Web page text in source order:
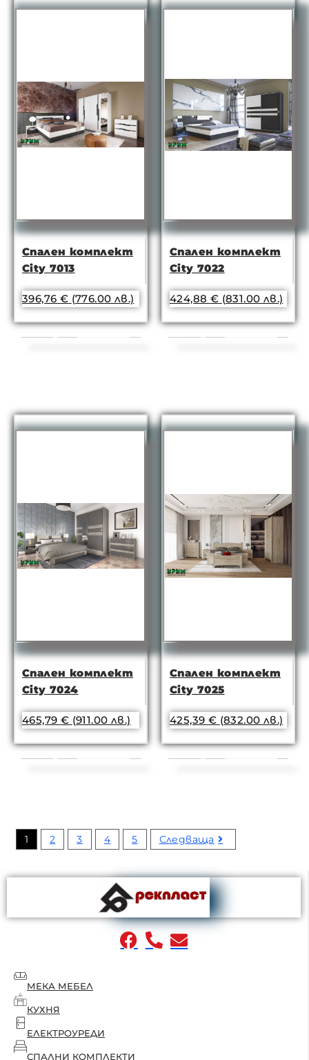
Спален комплект
City 7013
396,76 € (776.00 лв.)
Спален комплект
City 7022
424,88 € (831.00 лв.)
Спален комплект
City 7024
465,79 € (911.00 лв.)
Спален комплект
City 7025
425,39 € (832.00 лв.)
1 2 3 4 5 Следваща
МЕКА МЕБЕЛ
КУХНЯ
ЕЛЕКТРОУРЕДИ
СПАЛНИ КОМПЛЕКТИ